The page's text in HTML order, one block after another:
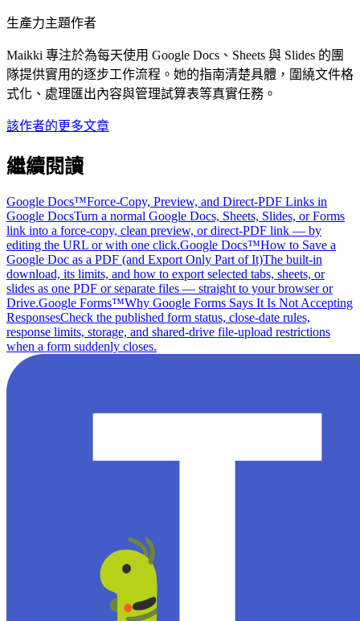
生產力主題作者
Maikki 專注於為每天使用 Google Docs、Sheets 與 Slides 的團
隊提供實用的逐步工作流程。她的指南清楚具體，圍繞文件格
式化、處理匯出內容與管理試算表等真實任務。
該作者的更多文章
繼續閱讀
Google Docs™Force-Copy, Preview, and Direct-PDF Links in
Google DocsTurn a normal Google Docs, Sheets, Slides, or Forms
link into a force-copy, clean preview, or direct-PDF link — by
editing the URL or with one click.Google Docs™How to Save a
Google Doc as a PDF (and Export Only Part of It)The built-in
download, its limits, and how to export selected tabs, sheets, or
slides as one PDF or separate files — straight to your browser or
Drive.Google Forms™Why Google Forms Says It Is Not Accepting
ResponsesCheck the published form status, close-date rules,
response limits, storage, and shared-drive file-upload restrictions
when a form suddenly closes.